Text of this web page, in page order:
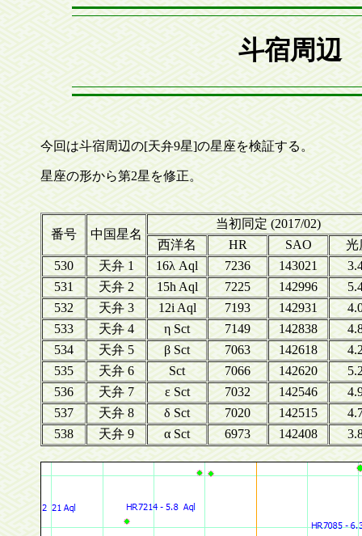
斗宿周
今回は斗宿周辺の[天弁9星]の星座を検証する。
星座の形から第2星を修正。
番号 中国星名
当初同定 (2017/02)
西洋名
HR SAO
光
530
天弁 1 16λ Aql 7236 143021
531
天弁 2 15h Aql 7225 142996
532
天弁 3 12i Aql 7193 142931
533
天弁 4 η Sct 7149 142838
534
天弁 5 β Sct 7063 142618
535
天弁 6 Sct 7066 142620
536
天弁 7 ε Sct 7032 142546
537
天弁 8 δ Sct 7020 142515
538
天弁 9 α Sct 6973 142408